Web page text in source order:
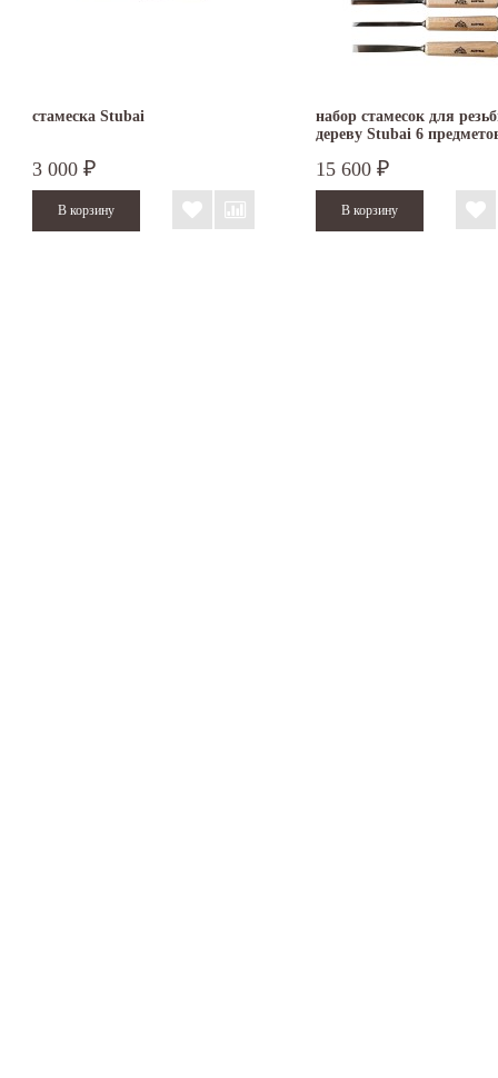
стамеска Stubai
3 000 ₽
набор стамесок для
дереву Stubai 6
15 600 ₽